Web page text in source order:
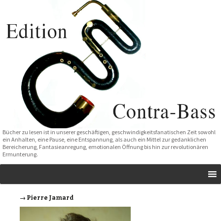
Bücher zu lesen ist in unserer geschäftigen, geschwindigkeitsfanatischen Zeit sowohl
ein Anhalten, eine Pause, eine Entspannung, als auch ein Mittel zur gedanklichen
Bereicherung, Fantasieanregung, emotionalen Öffnung bis hin zur revolutionären
Ermunterung.
→ Pierre Jamard